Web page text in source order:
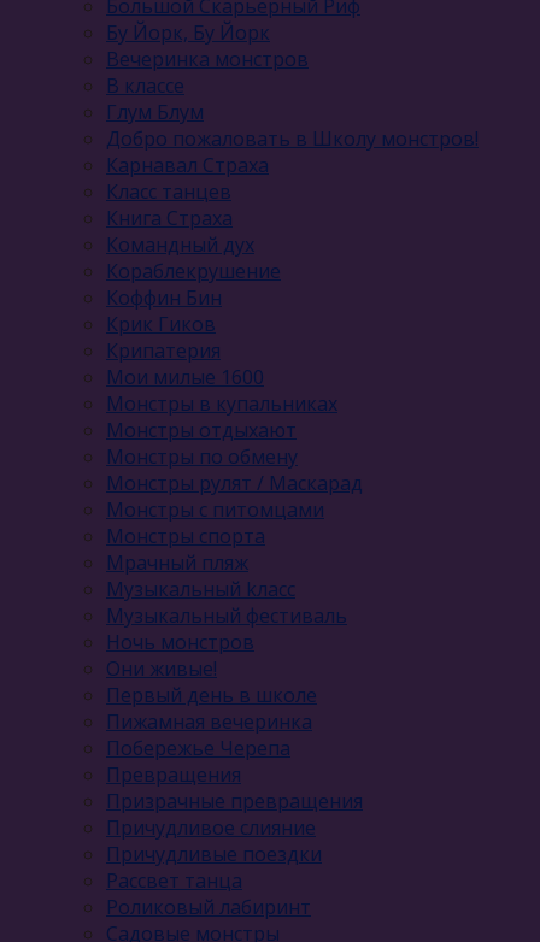
Большой Скарьерный Риф
Бу Йорк, Бу Йорк
Вечеринка монстров
В классе
Глум Блум
Добро пожаловать в Школу монстров!
Карнавал Cтраха
Класс танцев
Книга Страха
Командный дух
Кораблекрушение
Коффин Бин
Крик Гиков
Крипатерия
Мои милые 1600
Монстры в купальниках
Монстры отдыхают
Монстры по обмену
Монстры рулят / Маскарад
Монстры с питомцами
Монстры спорта
Мрачный пляж
Музыкальный kласс
Музыкальный фестиваль
Ночь монстров
Они живые!
Первый день в школе
Пижамная вечеринка
Побережье Черепа
Превращения
Призрачные превращения
Причудливое слияние
Причудливые поездки
Рассвет танца
Роликовый лабиринт
Садовые монстры